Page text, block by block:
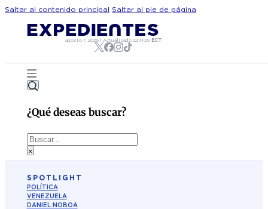
Saltar al contenido principal Saltar al pie de página
agosto 7, 2026 |Actualizado22:41:29 ECT
¿Qué deseas buscar?
Buscar
×
SPOTLIGHT
POLÍTICA
VENEZUELA
DANIEL NOBOA